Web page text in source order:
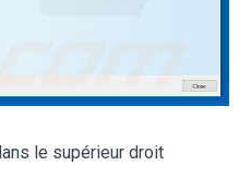
le supérieur droit